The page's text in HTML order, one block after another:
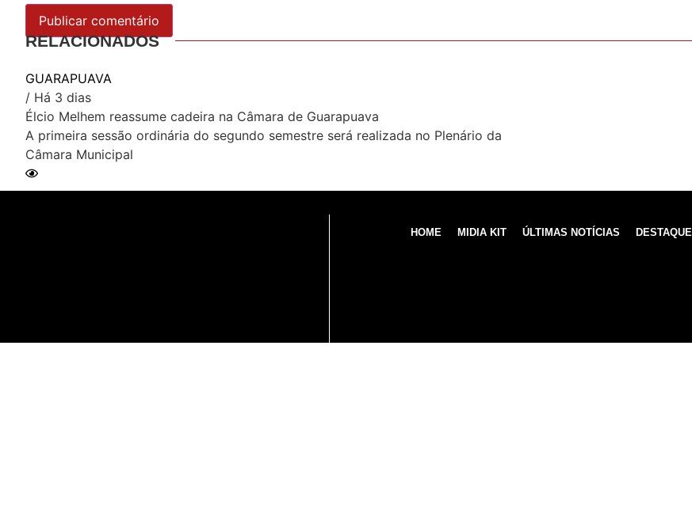
RELACIONADOS
GUARAPUAVA
/ Há 3 dias
Élcio Melhem reassume cadeira na Câmara de Guarapuava
A primeira sessão ordinária do segundo semestre será realizada no Plenário da
Câmara Municipal
HOME MIDIA KIT ÚLTIMAS NOTÍCIAS DESTAQUE